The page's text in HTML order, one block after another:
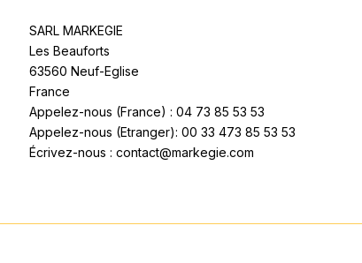
SARL MARKEGIE
Les Beauforts
63560 Neuf-Eglise
France
Appelez-nous (France) : 04 73 85 53 53
Appelez-nous (Etranger): 00 33 473 85 53 53
Écrivez-nous : contact@markegie.com